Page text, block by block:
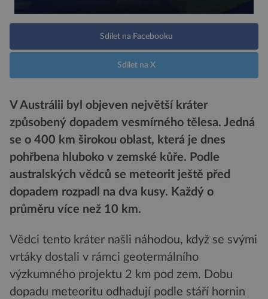
Sdílet na Facebooku
Sdílet na X
V Austrálii byl objeven největší kráter
způsobený dopadem vesmírného tělesa. Jedná
se o 400 km širokou oblast, která je dnes
pohřbena hluboko v zemské kůře. Podle
australských vědců se meteorit ještě před
dopadem rozpadl na dva kusy. Každý o
průměru více než 10 km.
Vědci tento kráter našli náhodou, když se svými
vrtáky dostali v rámci geotermálního
výzkumného projektu 2 km pod zem. Dobu
dopadu meteoritu odhadují podle stáří hornin